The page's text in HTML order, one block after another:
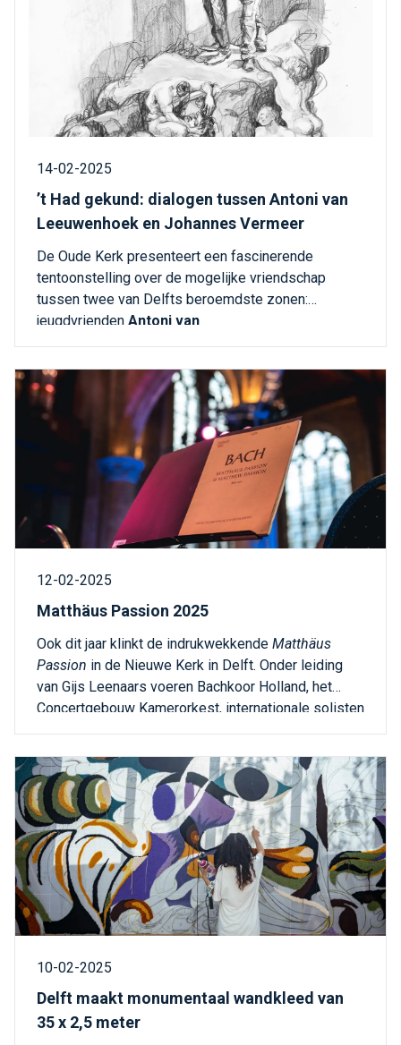
14-02-2025
’t Had gekund: dialogen tussen Antoni van
Leeuwenhoek en Johannes Vermeer
De Oude Kerk presenteert een fascinerende
tentoonstelling over de mogelijke vriendschap
tussen twee van Delfts beroemdste zonen:
jeugdvrienden Antoni van
LeeuwenhoekenJohannes Vermeer, geboren in
stad.
12-02-2025
Matthäus Passion 2025
Ook dit jaar klinkt de indrukwekkende Matthäus
Passion in de Nieuwe Kerk in Delft. Onder leiding
van Gijs Leenaars voeren Bachkoor Holland, het
Concertgebouw Kamerorkest, internationale solisten
en het kinderkoor van Academy of Vocal Arts
Bach uit.
10-02-2025
Delft maakt monumentaal wandkleed van
35 x 2,5 meter